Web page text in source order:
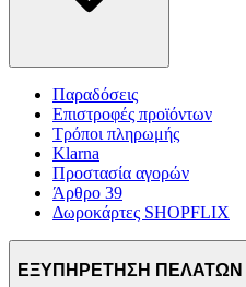
Παραδόσεις
Επιστροφές προϊόντων
Τρόποι πληρωμής
Klarna
Προστασία αγορών
Άρθρο 39
Δωροκάρτες SHOPFLIX
ΕΞΥΠΗΡΕΤΗΣΗ ΠΕΛΑΤΩΝ